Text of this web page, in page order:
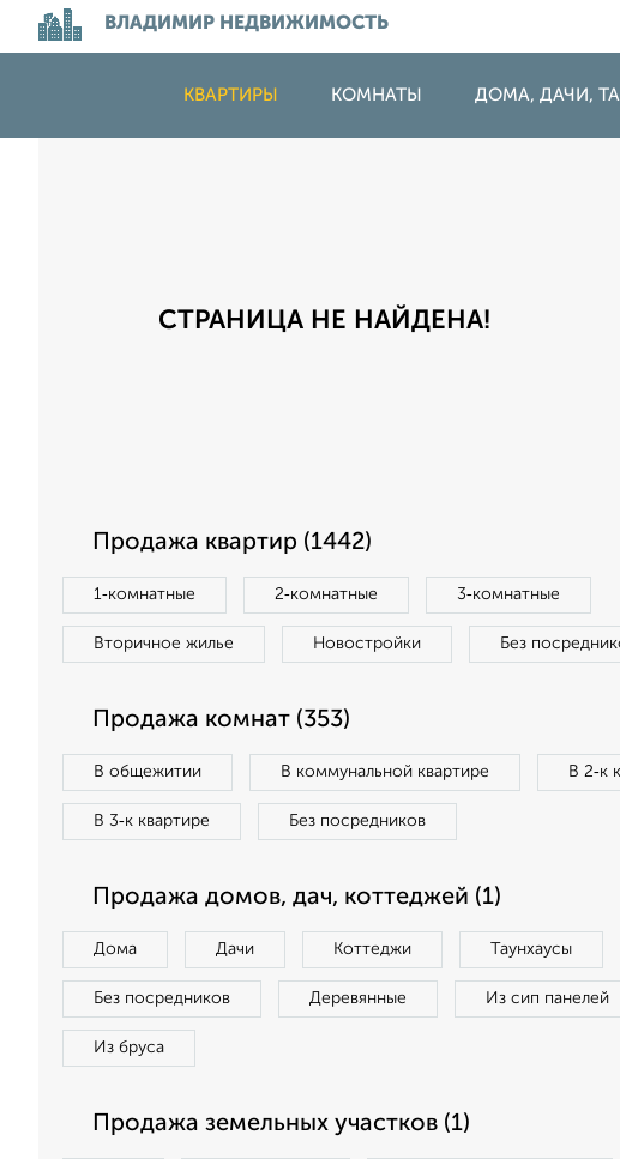
ВЛАДИМИР НЕДВИЖИМОСТЬ
КВАРТИРЫ КОМНАТЫ ДОМА, ДАЧИ,
СТРАНИЦА НЕ НАЙДЕНА!
Продажа квартир (1442)
1‑комнатные 2‑комнатные 3‑комнатные
Вторичное жилье Новостройки Без
Продажа комнат (353)
В общежитии В коммунальной квартире В 2‑к
В 3‑к квартире Без посредников
Продажа домов, дач, коттеджей (1)
Дома Дачи Коттеджи Таунхаусы
Без посредников Деревянные Из сип панелей
Из бруса
Продажа земельных участков (1)